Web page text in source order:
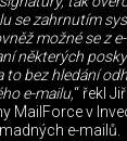
se zahrnutím
možné se z
některých
to bez hledání
e-mailu,“ řekl
MailForce v
e-mailů.